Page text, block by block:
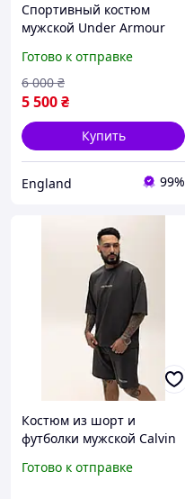
Спортивный костюм
мужской Under Armour
Tracksuit из Англии - для
тренеровок и бега
Готово к отправке
5 500₴
6 000 ₴
Купить
England 99%
Костюм из шорт и
футболки мужской Calvin
комплект на лето кельвин
Готово к отправке